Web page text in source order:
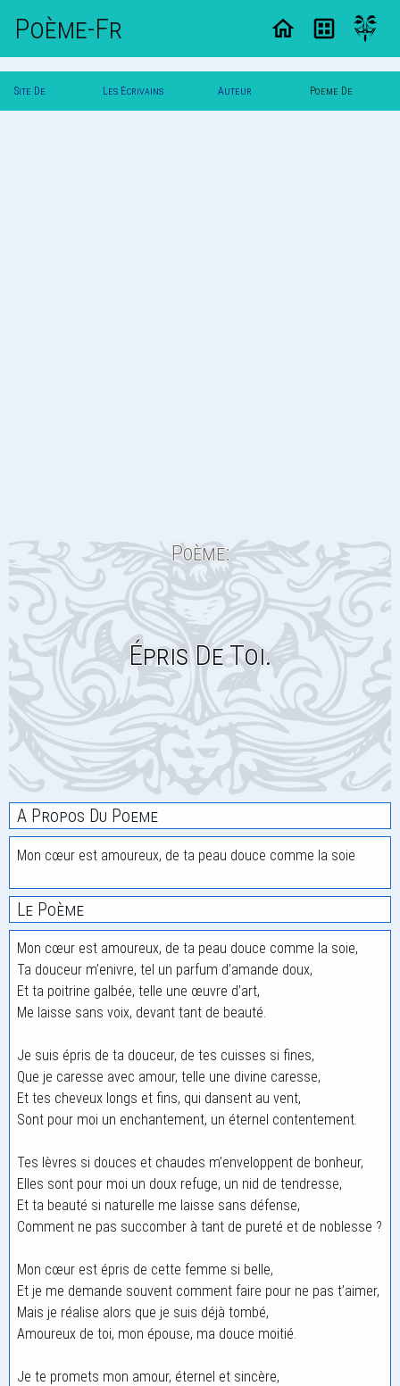
Poème-Fr
Site De Les Ecrivains Auteur Poeme De
Poème:
Épris De Toi.
A Propos Du Poeme
Mon cœur est amoureux, de ta peau douce comme la soie
Le Poème
Mon cœur est amoureux, de ta peau douce comme la soie,
Ta douceur m’enivre, tel un parfum d’amande doux,
Et ta poitrine galbée, telle une œuvre d’art,
Me laisse sans voix, devant tant de beauté.
Je suis épris de ta douceur, de tes cuisses si fines,
Que je caresse avec amour, telle une divine caresse,
Et tes cheveux longs et fins, qui dansent au vent,
Sont pour moi un enchantement, un éternel contentement.
Tes lèvres si douces et chaudes m’enveloppent de bonheur,
Elles sont pour moi un doux refuge, un nid de tendresse,
Et ta beauté si naturelle me laisse sans défense,
Comment ne pas succomber à tant de pureté et de noblesse ?
Mon cœur est épris de cette femme si belle,
Et je me demande souvent comment faire pour ne pas t’aimer,
Mais je réalise alors que je suis déjà tombé,
Amoureux de toi, mon épouse, ma douce moitié.
Je te promets mon amour, éternel et sincère,